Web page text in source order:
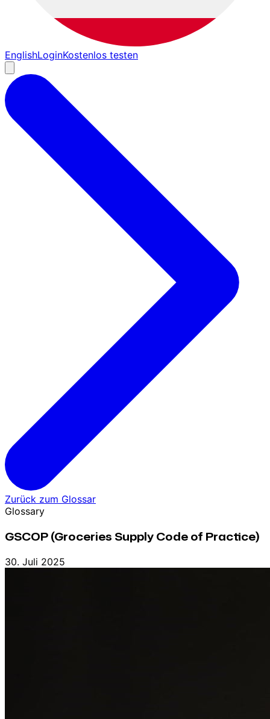
EnglishLoginKostenlos testen
Zurück zum Glossar
Glossary
GSCOP (Groceries Supply Code of Practice)
30. Juli 2025